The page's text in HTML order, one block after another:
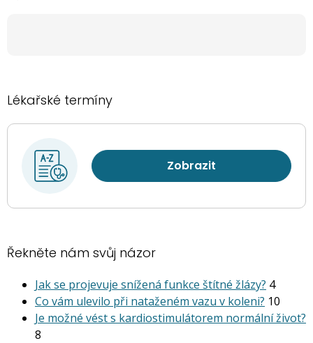
Lékařské termíny
Zobrazit
Řekněte nám svůj názor
Jak se projevuje snížená funkce štítné žlázy? 4
Co vám ulevilo při nataženém vazu v koleni? 10
Je možné vést s kardiostimu­látorem normální život?
8